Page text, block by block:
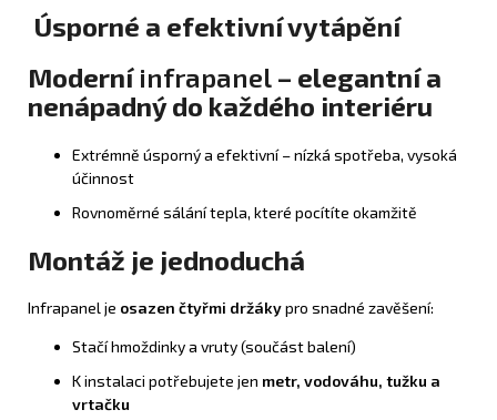
Úsporné a efektivní vytápění
Moderníinfrapanel – elegantní a
nenápadný do každého interiéru
Extrémně úsporný a efektivní – nízká spotřeba, vysoká
účinnost
Rovnoměrné sálání tepla, které pocítíte okamžitě
Montáž je jednoduchá
Infrapanel je osazen čtyřmi držákypro snadné zavěšení:
Stačí hmoždinky a vruty (součást balení)
K instalaci potřebujete jen metr, vodováhu, tužku a
vrtačku